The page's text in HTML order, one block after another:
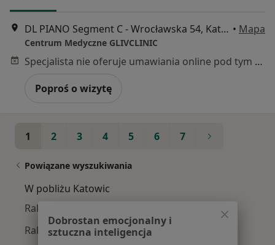
DL PIANO Segment C - Wrocławska 54, Katowice • Mapa
Centrum Medyczne GLIVCLINIC
Specjalista nie oferuje umawiania online pod tym adresem.
Poproś o wizytę
1 2 3 4 5 6 7
Powiązane wyszukiwania
W pobliżu Katowic
Rak prostaty w Gliwicach
Rak prostaty w Sosnowcu
Dobrostan emocjonalny i
sztuczna inteligencja